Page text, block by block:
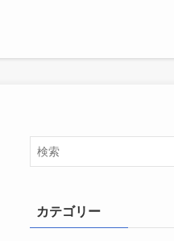
カテゴリー